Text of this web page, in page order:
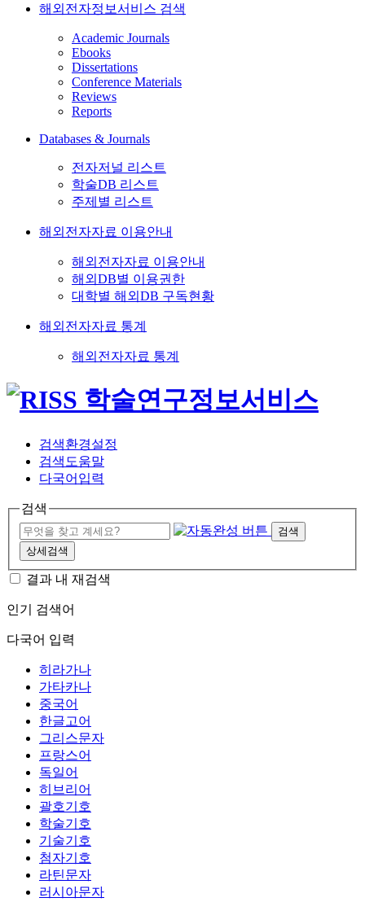
해외전자정보서비스 검색
Academic Journals
Ebooks
Dissertations
Conference Materials
Reviews
Reports
Databases & Journals
전자저널 리스트
학술DB 리스트
주제별 리스트
해외전자자료 이용안내
해외전자자료 이용안내
해외DB별 이용권한
대학별 해외DB 구독현황
해외전자자료 통계
해외전자자료 통계
검색환경설정
검색도움말
다국어입력
검색
검색
상세검색
결과 내 재검색
인기 검색어
다국어 입력
히라가나
가타카나
중국어
한글고어
그리스문자
프랑스어
독일어
히브리어
괄호기호
학술기호
기술기호
첨자기호
라틴문자
러시아문자